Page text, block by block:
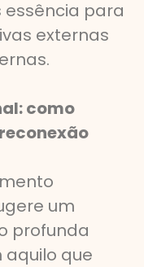
para
externas
como
um
profunda
que